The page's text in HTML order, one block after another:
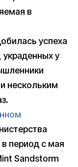
в
успеха
украденных у
нескольким
период с мая
Sandstorm